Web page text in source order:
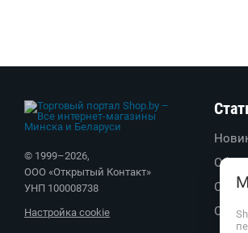
© 1999–2026,
ООО «Открытый Контакт»
УНП 100008738
Настройка cookie